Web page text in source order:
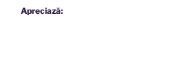
Apreciază: